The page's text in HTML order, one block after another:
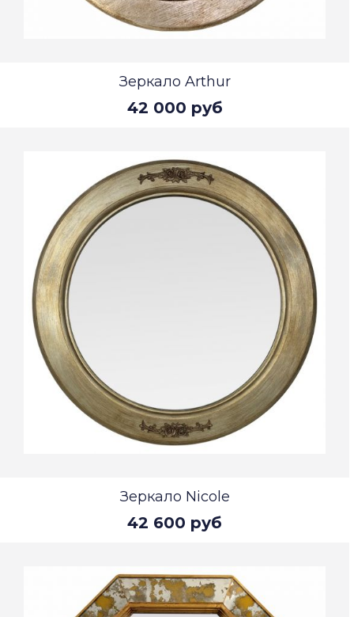
Зеркало Arthur
42 000 руб
Зеркало Nicole
42 600 руб